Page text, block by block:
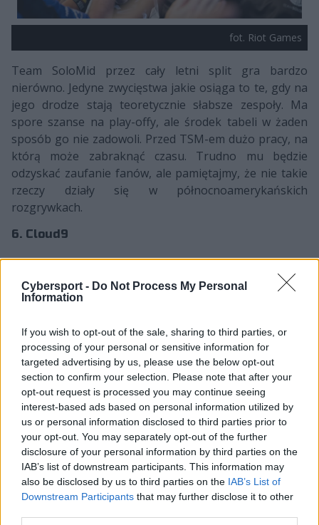
Cybersport - Do Not Process My Personal
Information
If you wish to opt-out of the sale, sharing to third parties, or
processing of your personal or sensitive information for
targeted advertising by us, please use the below opt-out
section to confirm your selection. Please note that after your
opt-out request is processed you may continue seeing
interest-based ads based on personal information utilized by
us or personal information disclosed to third parties prior to
your opt-out. You may separately opt-out of the further
disclosure of your personal information by third parties on the
IAB’s list of downstream participants. This information may
also be disclosed by us to third parties on the IAB’s List of
Downstream Participants that may further disclose it to other
fot. Riot Games
Team SoloMid przez cały letni split gra bardzo
nierówno. Jedyne zwycięstwa jakie osiąga to te, gdy na
jego drodze stają teoretycznie słabsze zespoły. Ma
spore szanse na play-offy, ale środek tabeli w żaden
sposób go nie zadowoli. Przed TSM-em dużo pracy, na
którą może zabraknąć czasu. Trudno mu będzie
odzyskać zaufanie fanów, ale pamiętajmy, że nie takie
rzeczy działy się w północnoamerykańskich
rozgrywkach.
6. Cloud9
fot. Riot Games
Przez cały letni split Cloud9 wielokrotnie musiało
mierzyć się z różnymi problemami. Wielokrotne zmiany
w składzie, kontrowersje z tym związane, transfer